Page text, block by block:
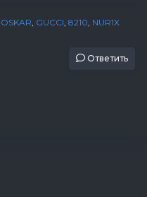
ОSKAR, GUCCI, 8210, NUR1X
Ответить